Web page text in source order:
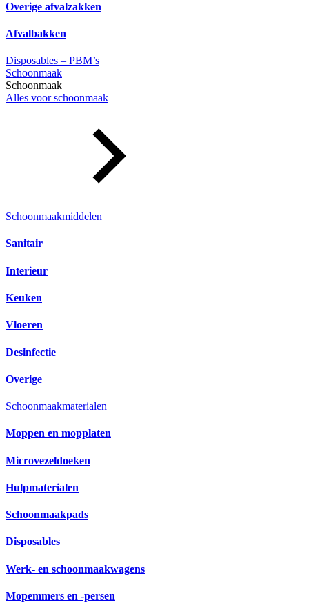
Overige afvalzakken
Afvalbakken
Disposables – PBM’s
Schoonmaak
Schoonmaak
Alles voor schoonmaak
Schoonmaakmiddelen
Sanitair
Interieur
Keuken
Vloeren
Desinfectie
Overige
Schoonmaakmaterialen
Moppen en mopplaten
Microvezeldoeken
Hulpmaterialen
Schoonmaakpads
Disposables
Werk- en schoonmaakwagens
Mopemmers en -persen